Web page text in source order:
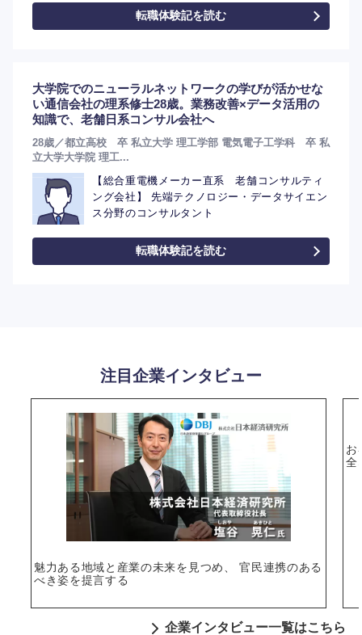
選択する
転職体験記を読む
大学院でのニューラルネットワークの学びが活かせな
い通信会社の理系修士28歳。業務改善×データ活用の
知識で、老舗日系コンサル会社へ
28歳／都立高校 卒 私立大学 理工学部 電気電子工学科 卒 私
立大学大学院 理工...
【総合重電機メーカー直系 老舗コンサルティ
ング会社】 先端テクノロジー・データサイエン
ス分野のコンサルタント
転職体験記を読む
注目企業インタビュー
魅力ある地域と産業の未来を見つめ、 官民連携のある
べき姿を提言する
お
全
企業インタビュー一覧はこちら